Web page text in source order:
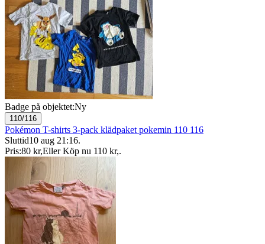
Badge på objektet:Ny
110/116
Pokémon T-shirts 3-pack klädpaket pokemin 110 116
Sluttid10 aug 21:16.
Pris:80 kr,Eller Köp nu 110 kr,.